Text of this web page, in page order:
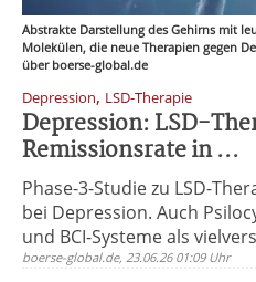
Abstrakte Darstellung des Gehirns mit
Molekülen, die neue Therapien gegen
über boerse-global.de
Depression, LSD-Therapie
Depression: LSD-
Remissionsrate in ...
Phase-3-Studie zu LSD-
bei Depression. Auch
und BCI-Systeme als
boerse-global.de, 23.06.26 01:09 Uhr